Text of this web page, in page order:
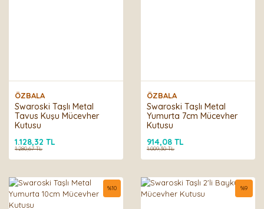
ÖZBALA
Swaroski Taşlı Metal
Tavus Kuşu Mücevher
Kutusu
1.128,32 TL
1.280,67 TL
ÖZBALA
Swaroski Taşlı Metal
Yumurta 7cm Mücevher
Kutusu
914,08 TL
1.009,30 TL
%10 %9